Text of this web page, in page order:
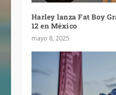
Harley lanza Fat Boy
12 en México
mayo 8, 2025